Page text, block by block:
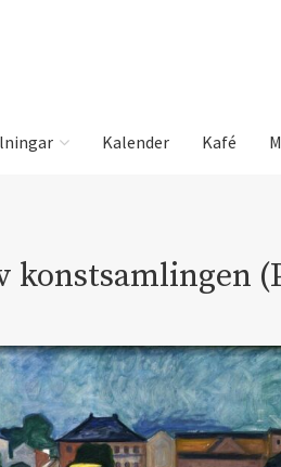
Kalender Kafé
konstsamlingen